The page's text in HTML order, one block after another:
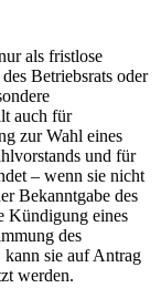
als fristlose
Betriebsrats oder
auch für
zur Wahl eines
und für
– wenn sie nicht
Bekanntgabe des
Kündigung eines
des
sie auf Antrag
werden.